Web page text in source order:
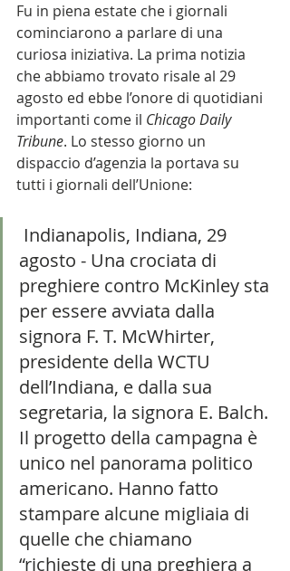
Fu in piena estate che i giornali
cominciarono a parlare di una
curiosa iniziativa. La prima notizia
che abbiamo trovato risale al 29
agosto ed ebbe l’onore di quotidiani
importanti come il Chicago Daily
Tribune. Lo stesso giorno un
dispaccio d’agenzia la portava su
tutti i giornali dell’Unione:
agosto - Una crociata di
preghiere contro McKinley sta
per essere avviata dalla
signora F. T. McWhirter,
presidente della WCTU
dell’Indiana, e dalla sua
segretaria, la signora E. Balch.
Il progetto della campagna è
unico nel panorama politico
americano. Hanno fatto
stampare alcune migliaia di
quelle che chiamano
“richieste di una preghiera a